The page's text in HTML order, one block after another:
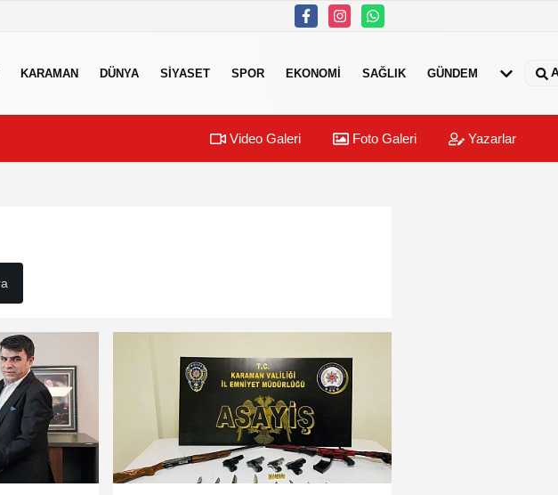
KARAMAN DÜNYA SIYASET SPOR EKONOMI SAĞLIK GÜNDEM
Video Galeri Foto Galeri Yazarlar